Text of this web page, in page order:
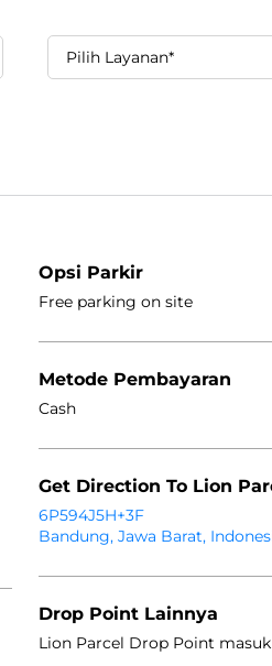
Opsi Parkir
Free parking on site
Metode Pembayaran
Cash
Get Direction To Lion
6P594J5H+3F
Bandung, Jawa Barat,
Drop Point Lainnya
Lion Parcel Drop Point masuk